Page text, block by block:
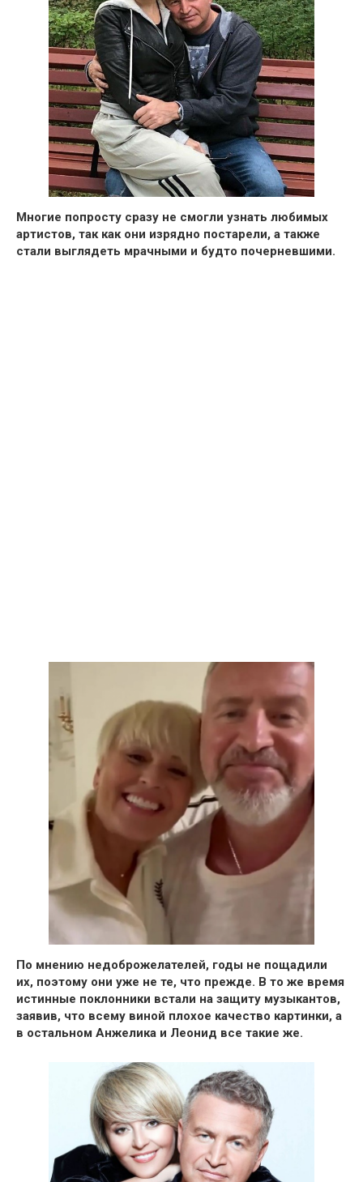
Многие попросту сразу не смогли узнать любимых
артистов, так как они изрядно постарели, а также
стали выглядеть мрачными и будто почерневшими.
По мнению недоброжелателей, годы не пощадили
их, поэтому они уже не те, что прежде. В то же время
истинные поклонники встали на защиту музыкантов,
заявив, что всему виной плохое качество картинки, а
в остальном Анжелика и Леонид все такие же.